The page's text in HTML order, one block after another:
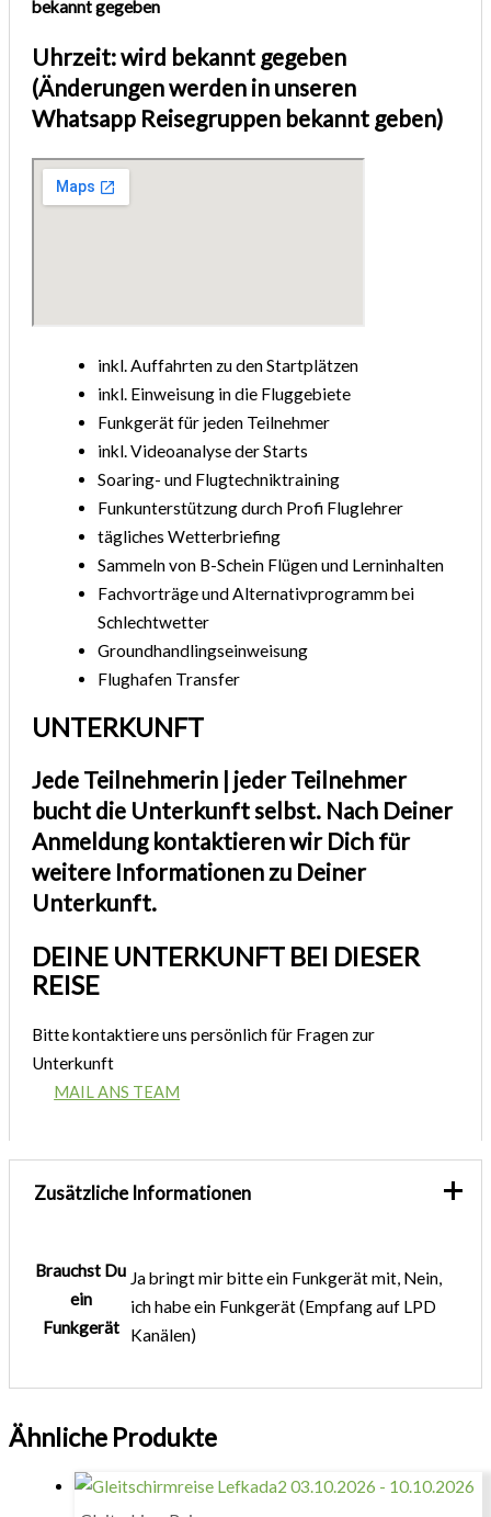
bekannt gegeben
Uhrzeit: wird bekannt gegeben
(Änderungen werden in unseren
Whatsapp Reisegruppen bekannt geben)
inkl. Auffahrten zu den Startplätzen
inkl. Einweisung in die Fluggebiete
Funkgerät für jeden Teilnehmer
inkl. Videoanalyse der Starts
Soaring- und Flugtechniktraining
Funkunterstützung durch Profi Fluglehrer
tägliches Wetterbriefing
Sammeln von B-Schein Flügen und Lerninhalten
Fachvorträge und Alternativprogramm bei
Schlechtwetter
Groundhandlingseinweisung
Flughafen Transfer
UNTERKUNFT
Jede Teilnehmerin | jeder Teilnehmer
bucht die Unterkunft selbst. Nach Deiner
Anmeldung kontaktieren wir Dich für
weitere Informationen zu Deiner
Unterkunft.
DEINE UNTERKUNFT BEI DIESER
REISE
Bitte kontaktiere uns persönlich für Fragen zur
Unterkunft
MAIL ANS TEAM
Zusätzliche Informationen
Brauchst Du
ein
Funkgerät
Ja bringt mir bitte ein Funkgerät mit, Nein,
ich habe ein Funkgerät (Empfang auf LPD
Kanälen)
Ähnliche Produkte